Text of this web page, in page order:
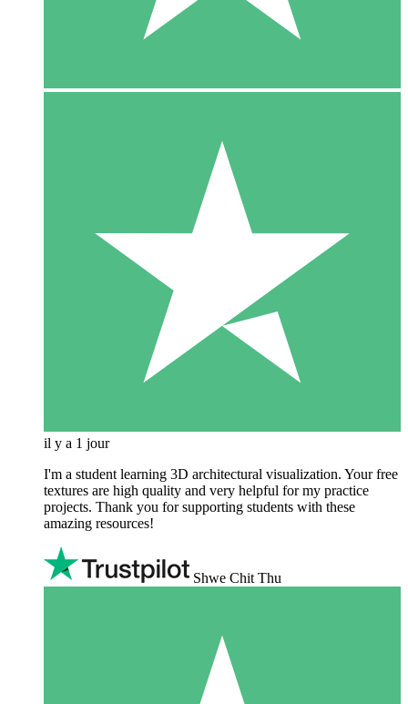
il y a 1 jour
I'm a student learning 3D architectural visualization. Your free
textures are high quality and very helpful for my practice
projects. Thank you for supporting students with these
amazing resources!
Shwe Chit Thu